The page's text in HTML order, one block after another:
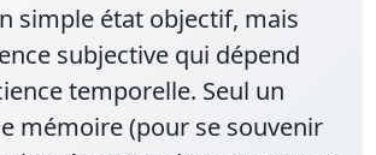
simple état objectif, mais
subjective qui dépend
temporelle. Seul un
mémoire (pour se souvenir